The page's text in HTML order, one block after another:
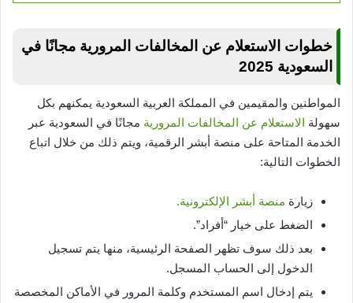
خطوات الاستعلام عن المخالفات المرورية مجانًا في
السعودية
المواطنين والمقيمين في المملكة العربية السعودية يمكنهم بكل
سهولة الاستعلام عن المخالفات المرورية مجانًا في السعودية عبر
الخدمة المتاحة على منصة أبشر الرقمية، ويتم ذلك من خلال اتباع
الخطوات التالية:
زيارة منصة أبشر الإلكترونية.
الضغط على خيار “أفراد”.
بعد ذلك سوف تظهر الصفحة الرئيسية، منها يتم تسجيل
الدخول إلى الحساب المسجل.
يتم إدخال اسم المستخدم وكلمة المرور في الأماكن المخصصة